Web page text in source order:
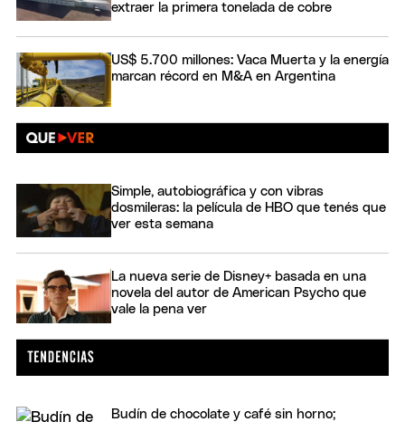
extraer la primera tonelada de cobre
US$ 5.700 millones: Vaca Muerta y la energía
marcan récord en M&A en Argentina
Simple, autobiográfica y con vibras
dosmileras: la película de HBO que tenés que
ver esta semana
La nueva serie de Disney+ basada en una
novela del autor de American Psycho que
vale la pena ver
Budín de chocolate y café sin horno;